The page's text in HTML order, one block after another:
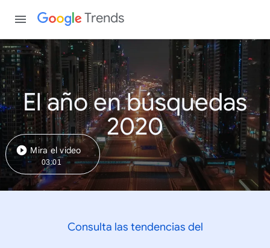
Trends
El año en búsquedas
2020
Mira el video
03:01
Consulta las tendencias del